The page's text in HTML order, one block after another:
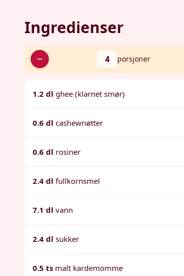
Ingredienser
4 porsjoner
1.2 dl ghee (klarnet smør)
0.6 dl cashewnøtter
0.6 dl rosiner
2.4 dl fullkornsmel
7.1 dl vann
2.4 dl sukker
0.5 ts malt kardemomme